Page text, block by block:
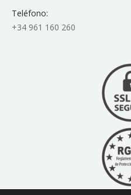
Teléfono:
+34 961 160 260